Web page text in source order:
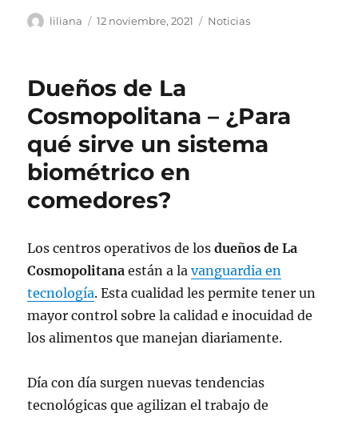
Autor
liliana
Publicado
12 noviembre, 2021 Categorías
Noticias
Dueños de La
Cosmopolitana – ¿Para
qué sirve un sistema
biométrico en
comedores?
Los centros operativos de losdueños de La
Cosmopolitana están a lavanguardia en
tecnología. Esta cualidad les permite tener un
mayor control sobre la calidad e inocuidad de
los alimentos que manejan diariamente.
Día con día surgen nuevas tendencias
tecnológicas que agilizan el trabajo de